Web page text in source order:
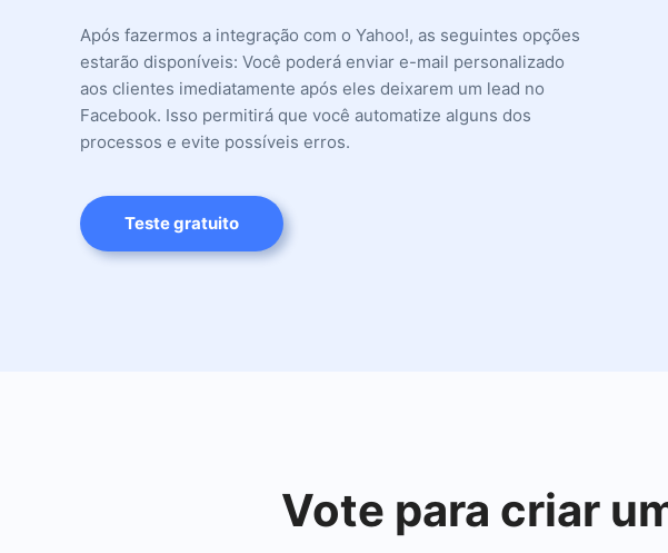
Após fazermos a integração com o Yahoo!, as seguintes opções
estarão disponíveis: Você poderá enviar e-mail personalizado
aos clientes imediatamente após eles deixarem um lead no
Facebook. Isso permitirá que você automatize alguns dos
processos e evite possíveis erros.
Teste gratuito
Vote para criar